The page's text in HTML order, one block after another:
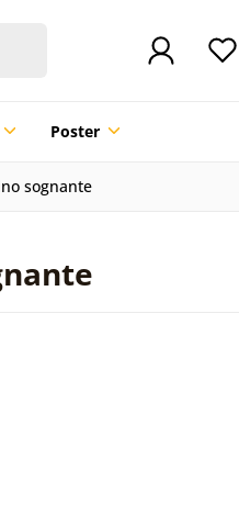
Poster
sognante